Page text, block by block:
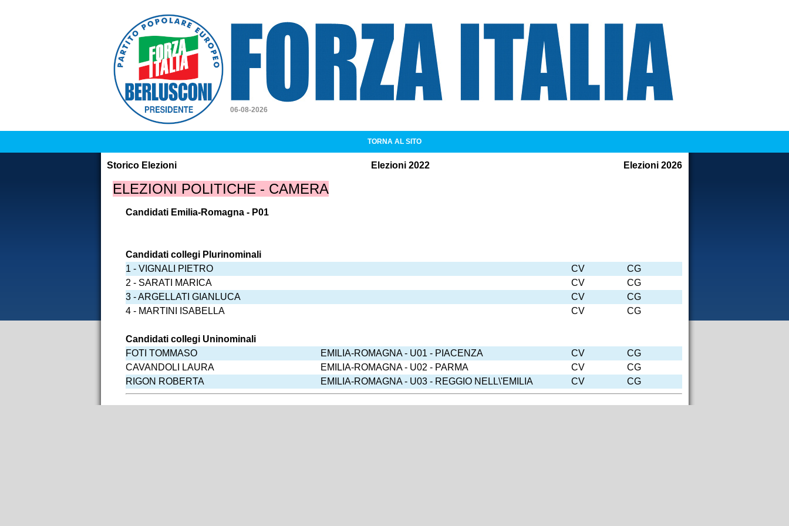
Forza Italia
06-08-2026
TORNA AL SITO
Storico Elezioni Elezioni 2026
Elezioni 2022
ELEZIONI POLITICHE - CAMERA
Candidati Emilia-Romagna - P01
Candidati collegi Plurinominali
1 - VIGNALI PIETRO
CV
CG
2 - SARATI MARICA
CV
CG
3 - ARGELLATI GIANLUCA
CV
CG
4 - MARTINI ISABELLA
CV CG
Candidati collegi Uninominali
FOTI TOMMASO
EMILIA-ROMAGNA - U01 - PIACENZA CV
CG
CAVANDOLI LAURA
EMILIA-ROMAGNA - U02 - PARMA CV
CG
RIGON ROBERTA
EMILIA-ROMAGNA - U03 - REGGIO NELL\'EMILIA CV CG